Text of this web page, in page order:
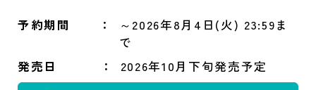
予約期間
～2026年8月4日(火) 23:59ま
で
発売日
2026年10月下旬発売予定